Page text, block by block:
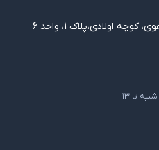
کوچه اولادی،پلاک 1، واحد 6